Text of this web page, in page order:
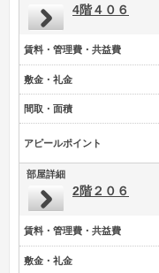
4階４０６
賃料・管理費・共益費
敷金・礼金
間取・面積
アピールポイント
部屋詳細
2階２０６
賃料・管理費・共益費
敷金・礼金